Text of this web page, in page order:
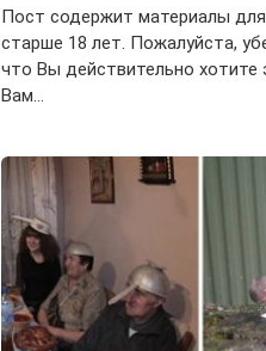
Пост содержит материалы
старше 18 лет. Пожалуйста,
что Вы действительно хотите
Вам…